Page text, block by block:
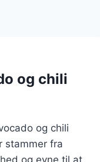
og chili
og chili
stammer fra